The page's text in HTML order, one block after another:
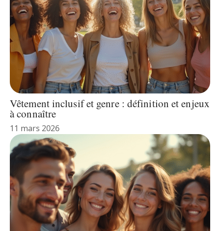
Vêtement inclusif et genre : définition et enjeux
à connaître
11 mars 2026